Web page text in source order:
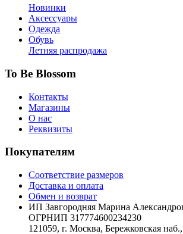
Новинки
Аксессуары
Одежда
Обувь
Летняя распродажа
To Be Blossom
Контакты
Магазины
О нас
Реквизиты
Покупателям
Соответствие размеров
Доставка и оплата
Обмен и возврат
ИП Завгородняя Марина
ОГРНИП 317774600234230
121059, г. Москва, Бережковская